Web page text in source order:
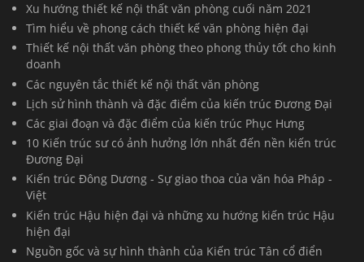
Xu hướng thiết kế nội thất văn phòng cuối năm 2021
Tìm hiểu về phong cách thiết kế văn phòng hiện đại
Thiết kế nội thất văn phòng theo phong thủy tốt cho kinh
doanh
Các nguyên tắc thiết kế nội thất văn phòng
Lịch sử hình thành và đặc điểm của kiến trúc Đương Đại
Các giai đoạn và đặc điểm của kiến trúc Phục Hưng
10 Kiến trúc sư có ảnh hưởng lớn nhất đến nền kiến trúc
Đương Đại
Kiến trúc Đông Dương - Sự giao thoa của văn hóa Pháp -
Việt
Kiến trúc Hậu hiện đại và những xu hướng kiến trúc Hậu
hiện đại
Nguồn gốc và sự hình thành của Kiến trúc Tân cổ điển